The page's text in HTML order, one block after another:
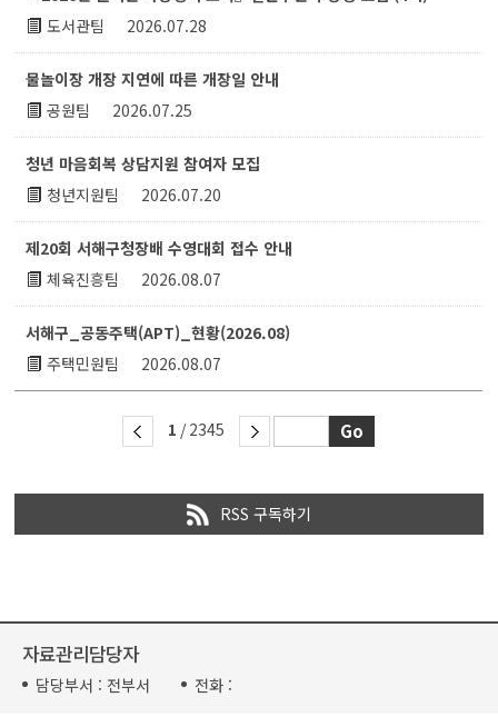
도서관팀
2026.07.28
물놀이장 개장 지연에 따른 개장일 안내
공원팀
2026.07.25
청년 마음회복 상담지원 참여자 모집
청년지원팀
2026.07.20
제20회 서해구청장배 수영대회 접수 안내
체육진흥팀
2026.08.07
서해구_공동주택(APT)_현황(2026.08)
주택민원팀
2026.08.07
1 / 2345
RSS 구독하기
자료관리담당자
담당부서 : 전부서 전화 :